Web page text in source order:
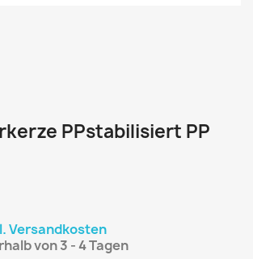
PPstabilisiert PP
Versandkosten
von 3 - 4 Tagen